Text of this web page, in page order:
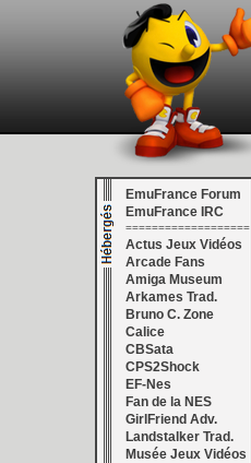
EmuFrance Forum
EmuFrance IRC
===================
Actus Jeux Vidéos
Arcade Fans
Amiga Museum
Arkames Trad.
Bruno C. Zone
Calice
CBSata
CPS2Shock
EF-Nes
Fan de la NES
GirlFriend Adv.
Landstalker Trad.
Musée Jeux Vidéos